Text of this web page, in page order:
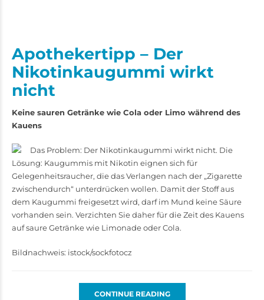
Apothekertipp – Der
Nikotinkaugummi wirkt
nicht
Keine sauren Getränke wie Cola oder Limo während des
Kauens
Das Problem: Der Nikotinkaugummi wirkt nicht. Die
Lösung: Kaugummis mit Nikotin eignen sich für
Gelegenheitsraucher, die das Verlangen nach der „Zigarette
zwischendurch“ unterdrücken wollen. Damit der Stoff aus
dem Kaugummi freigesetzt wird, darf im Mund keine Säure
vorhanden sein. Verzichten Sie daher für die Zeit des Kauens
auf saure ­­Getränke wie Limonade oder Cola.
Bildnachweis: istock/sockfotocz
CONTINUE READING